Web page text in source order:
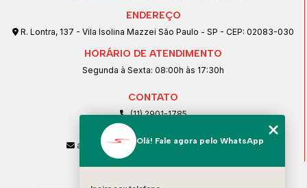
ENDEREÇO
R. Lontra, 137 - Vila Isolina Mazzei São Paulo - SP - CEP: 02083-030
HORÁRIO DE ATENDIMENTO
Segunda à Sexta: 08:00h às 17:30h
CONTATO
(11) 2901-1785
(11) 99239-1832
atendimento@santeccopiadoras.com.br
Olá! Fale agora pelo WhatsApp